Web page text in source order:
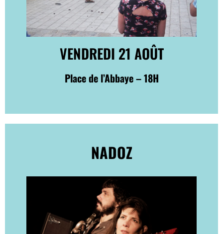
VENDREDI 21 AOÛT
Place de l’Abbaye – 18H
NADOZ